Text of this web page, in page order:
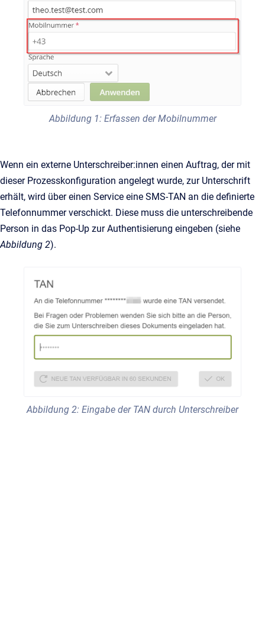
Abbildung 1: Erfassen der Mobilnummer
Wenn ein externe Unterschreiber:innen einen Auftrag, der mit
dieser Prozesskonfiguration angelegt wurde, zur Unterschrift
erhält, wird über einen Service eine SMS-TAN an die definierte
Telefonnummer verschickt. Diese muss die unterschreibende
Person in das Pop-Up zur Authentisierung eingeben (siehe
Abbildung 2).
Abbildung 2: Eingabe der TAN durch Unterschreiber